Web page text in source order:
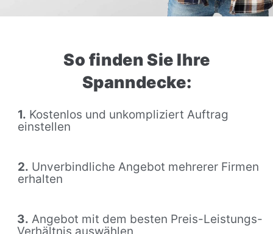
So finden Sie Ihre
Spanndecke:
1. Kostenlos und unkompliziert Auftrag
einstellen
2. Unverbindliche Angebot mehrerer Firmen
erhalten
3. Angebot mit dem besten Preis-Leistungs-